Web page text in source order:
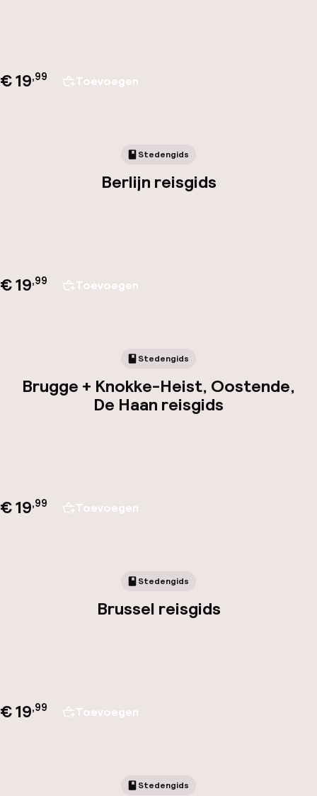
€ 19,99 Toevoegen
Stedengids
Berlijn reisgids
€ 19,99 Toevoegen
Stedengids
Brugge + Knokke-Heist, Oostende,
De Haan reisgids
€ 19,99 Toevoegen
Stedengids
Brussel reisgids
€ 19,99 Toevoegen
Stedengids